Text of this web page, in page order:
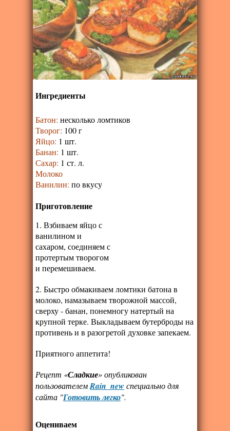
Ингредиенты
Батон: несколько ломтиков
Творог: 100 г
Яйцо: 1 шт.
Банан: 1 шт.
Сахар: 1 ст. л.
Молоко
Ванилин: по вкусу
Приготовление
1. Взбиваем яйцо с
ванилином и
сахаром, соединяем с
протертым творогом
и перемешиваем.
2. Быстро обмакиваем ломтики батона в
молоко, намазываем творожной массой,
сверху - банан, понемногу натертый на
крупной терке. Выкладываем бутерброды на
противень и в разогретой духовке запекаем.
Приятного аппетита!
Рецепт «Сладкие» опубликован
пользователемRain_new специально для
сайта "Готовить легко".
Оцениваем